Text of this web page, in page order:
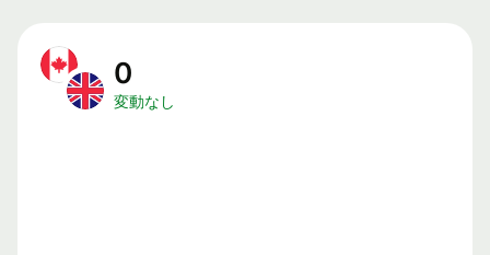
0
変動なし